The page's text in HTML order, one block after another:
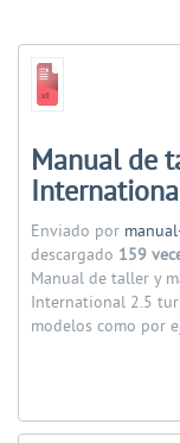
Manual de
Enviado por
descargado 159
Manual de taller y
International 2.5
modelos como por